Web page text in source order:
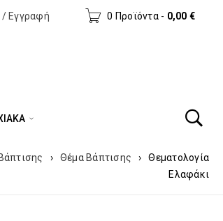
0 Προϊόντα - 0,00 €
/ Εγγραφή
› Θέμα Βάπτισης ›
Θεματολογία
Ελαφάκι